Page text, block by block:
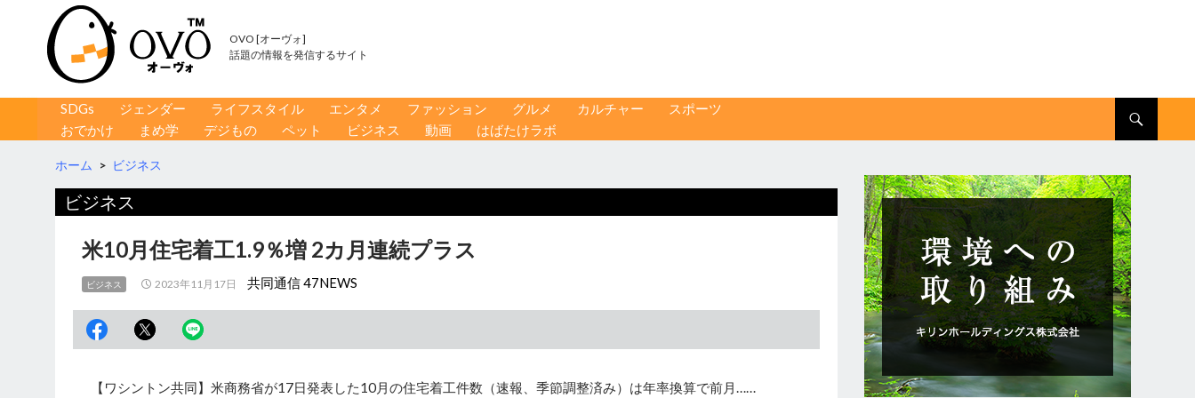
OVO [オーヴォ]
話題の情報を発信するサイト
コンテンツへ移動
SDGs ジェンダー ライフスタイル エンタメ ファッション グルメ カルチャー
スポーツ
おでかけ
まめ学 デジもの ペット ビジネス 動画 はばたけラボ
ホーム > ビジネス
ビジネス
米10月住宅着工1.9％増 2カ月連続プラス
ビジネス 2023年11月17日 共同通信 47NEWS
【ワシントン共同】米商務省が17日発表した10月の住宅着工件数（速報、季節調整済み）は年率換算で前月……